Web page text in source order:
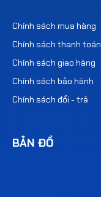
Chính sách mua hàng
Chính sách thanh toán
Chính sách giao hàng
Chính sách bảo hành
Chính sách đổi - trả
BẢN ĐỒ